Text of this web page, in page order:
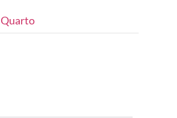
Quarto